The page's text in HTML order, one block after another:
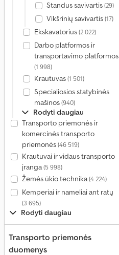
Standus savivartis(29)
Vikšrinių savivartis(17)
Ekskavatorius(2 022)
Darbo platformos ir
transportavimo platformos
(1 998)
Krautuvas(1 501)
Specialiosios statybinės
mašinos(940)
Rodyti daugiau
Transporto priemonės ir
komercinės transporto
priemonės(46 519)
Krautuvai ir vidaus transporto
įranga(5 998)
Žemės ūkio technika(4 224)
Kemperiai ir nameliai ant ratų
(3 695)
Rodyti daugiau
Transporto priemonės
duomenys